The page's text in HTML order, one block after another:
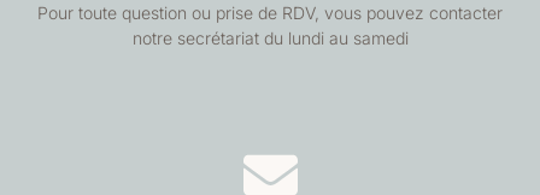
Pour toute question ou prise de RDV, vous pouvez contacter
notre secrétariat du lundi au samedi